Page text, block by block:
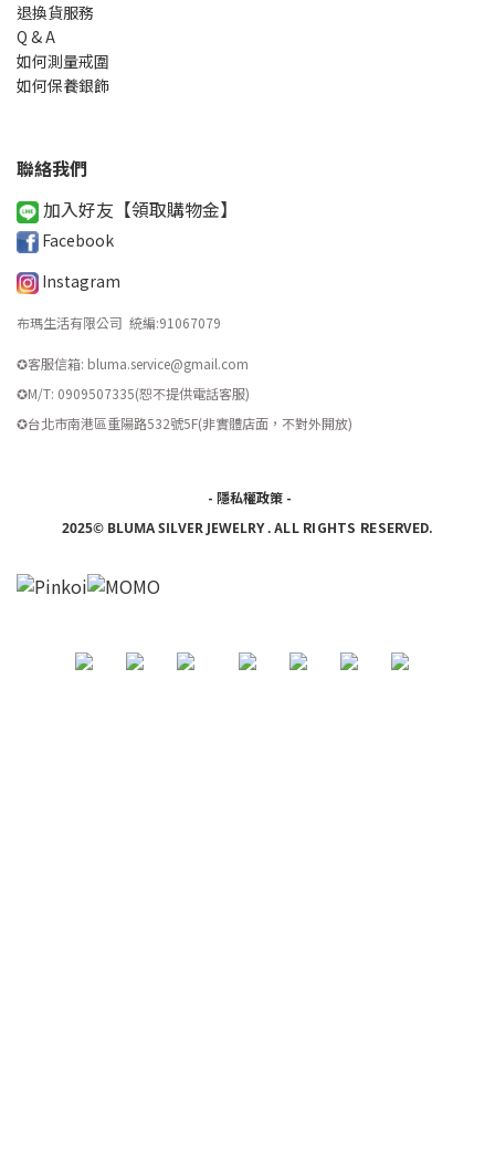
退換貨服務
Q & A
如何測量戒圍
如何保養銀飾
聯絡我們
加入好友【領取購物金】
Facebook
Instagram
布瑪生活有限公司 統編:91067079
✪客服信箱: bluma.service@gmail.com
✪M/T: 0909507335(恕不提供電話客服)
​✪台北市南港區重陽路532號5F(非實體店面，不對外開放)
- 隱私權政策-
2025© BLUMA SILVER JEWELRY.ALL RIGHTS RESERVED.